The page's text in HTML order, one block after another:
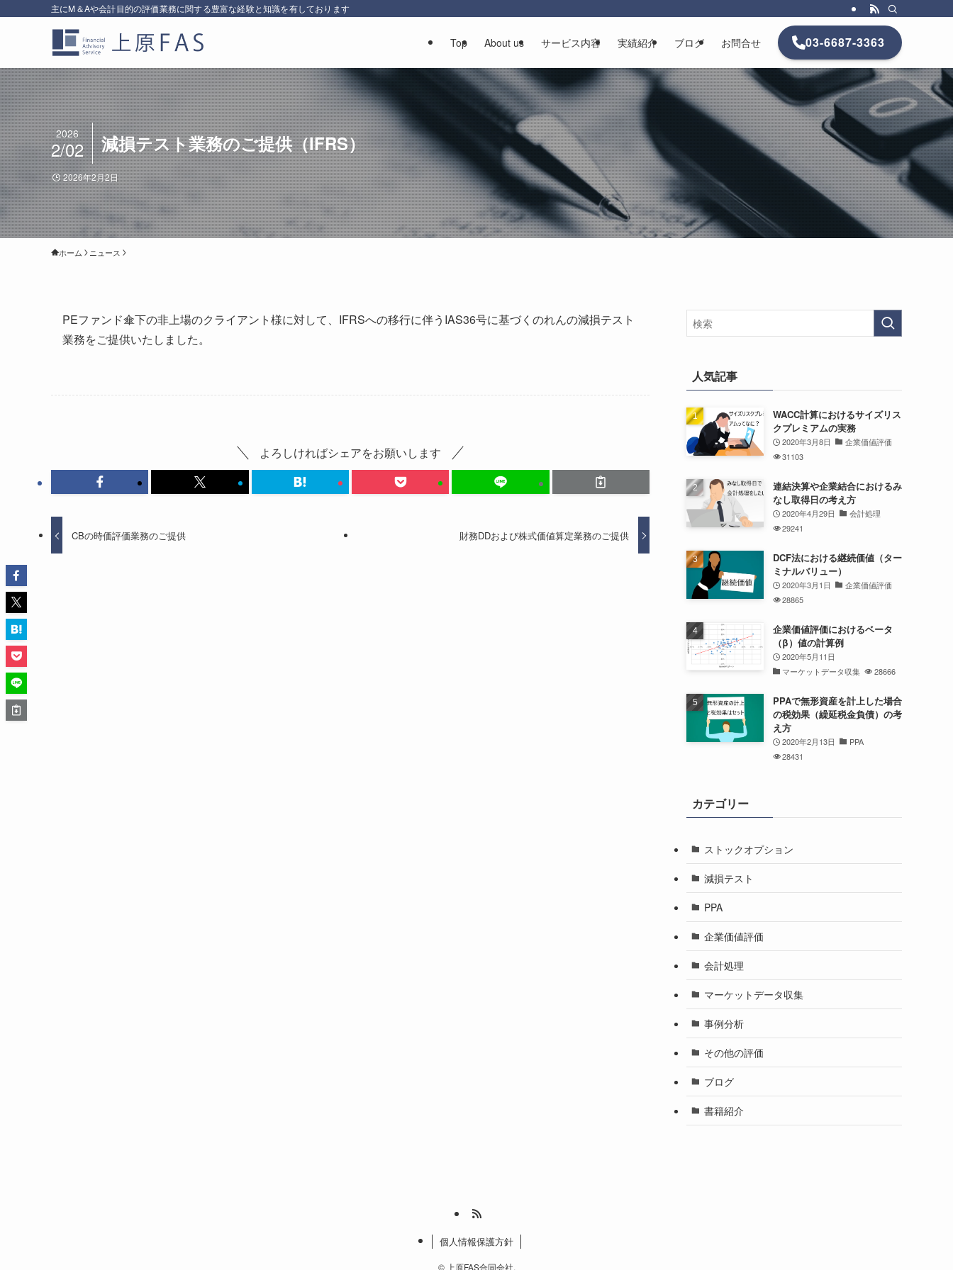
主にM＆Aや会計目的の評価業務に関する豊富な経験と知識を有しております
Top About us サービス内容 実績紹介 ブログ お問合せ 03-6687-3363
減損テスト業務のご提供（IFRS）
2026
2/02
2026年2月2日
ホーム ニュース
PEファンド傘下の非上場のクライアント様に対して、IFRSへの移行に伴うIAS36号に基づくのれんの減損テスト
業務をご提供いたしました。
よろしければシェアをお願いします
CBの時価評価業務のご提供 財務DDおよび株式価値算定業務のご提供
人気記事
WACC計算におけるサイズリス
クプレミアムの実務
2020年3月8日
企業価値評価
31103
連結決算や企業結合におけるみ
なし取得日の考え方
2020年4月29日
会計処理
29241
DCF法における継続価値（ター
ミナルバリュー）
2020年3月1日
企業価値評価
28865
企業価値評価におけるベータ
（β）値の計算例
2020年5月11日
マーケットデータ収集
28666
PPAで無形資産を計上した場合
の税効果（繰延税金負債）の考
え方
2020年2月13日
PPA
28431
カテゴリー
ストックオプション
減損テスト
PPA
企業価値評価
会計処理
マーケットデータ収集
事例分析
その他の評価
ブログ
書籍紹介
個人情報保護方針
©上原FAS合同会社.